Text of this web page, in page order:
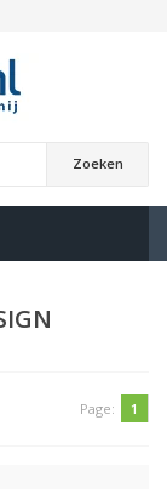
Zoeken
Page: 1